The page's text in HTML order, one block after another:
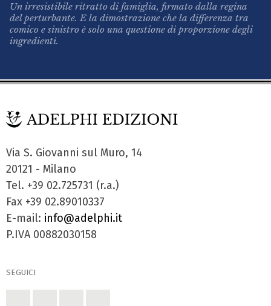
Un irresistibile ritratto di famiglia, firmato dalla regina
del perturbante. E la dimostrazione che la differenza tra
comico e sinistro è solo una questione di proporzione degli
ingredienti.
Via S. Giovanni sul Muro, 14
20121 - Milano
Tel. +39 02.725731 (r.a.)
Fax +39 02.89010337
E-mail: info@adelphi.it
P.IVA 00882030158
SEGUICI